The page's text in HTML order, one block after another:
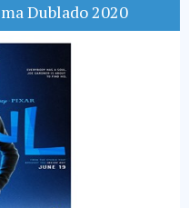
Dublado 2020